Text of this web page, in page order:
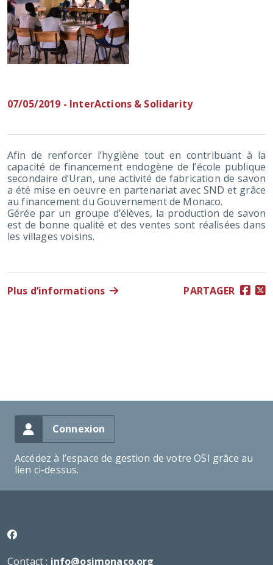
07/05/2019 - InterActions & Solidarity
Afin de renforcer l’hygiène tout en contribuant à la
capacité de financement endogène de l’école publique
secondaire d’Uran, une activité de fabrication de savon
a été mise en oeuvre en partenariat avec SND et grâce
au financement du Gouvernement de Monaco.
Gérée par un groupe d’élèves, la production de savon
est de bonne qualité et des ventes sont réalisées dans
les villages voisins.
Plus d’informations PARTAGER
Connexion
Accédez à l’espace de gestion de votre OSI grâce au
lien ci-dessus.
Contact : info@osimonaco.org